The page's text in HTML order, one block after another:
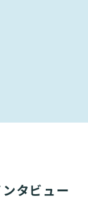
タビュー